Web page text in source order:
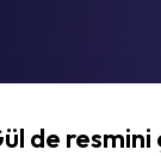
de resmini